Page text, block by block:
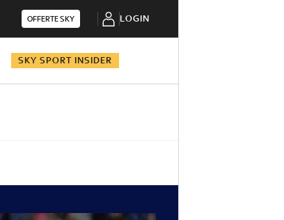
OFFERTE SKY LOGIN
SKY SPORT INSIDER